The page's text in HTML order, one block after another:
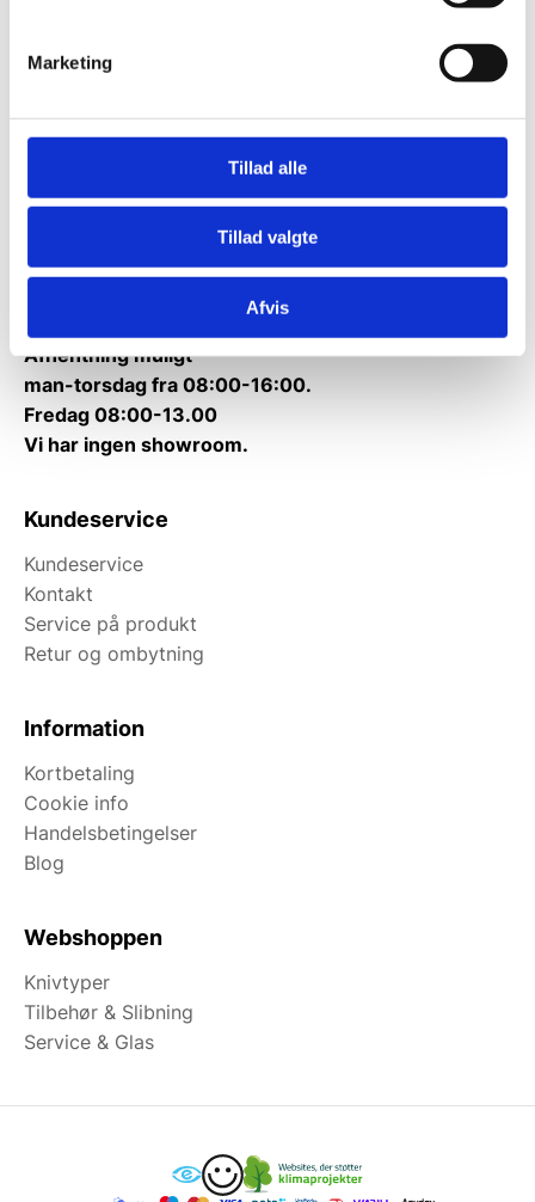
Marketing
Tillad alle
Tillad valgte
Afvis
Gastrobutikken ApS
7430 Ikast
Telefon træffetid:
Mandag til torsdag: 10:00 – 14:00.
Afhentning muligt
man-torsdag fra 08:00-16:00.
Fredag 08:00-13.00
Vi har ingen showroom.
Kundeservice
Kundeservice
Kontakt
Service på produkt
Retur og ombytning
Information
Kortbetaling
Cookie info
Handelsbetingelser
Blog
Webshoppen
Knivtyper
Tilbehør & Slibning
Service & Glas